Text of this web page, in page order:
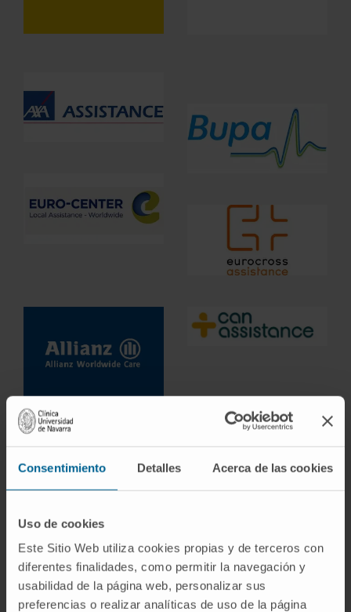
Consentimiento Detalles Acerca de las cookies
Uso de cookies
Este Sitio Web utiliza cookies propias y de terceros con
diferentes finalidades, como permitir la navegación y
usabilidad de la página web, personalizar sus
preferencias o realizar analíticas de uso de la página